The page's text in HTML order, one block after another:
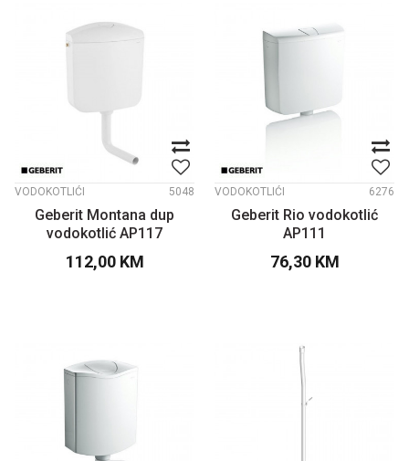
VODOKOTLIĆI 5048
Geberit Montana dup
vodokotlić AP117
112,00 KM
VODOKOTLIĆI 6276
Geberit Rio vodokotlić
AP111
76,30 KM